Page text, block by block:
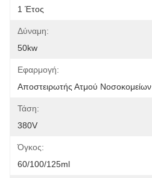
1 Έτος
Δύναμη:
50kw
Εφαρμογή:
Αποστειρωτής Ατμού Νοσοκομείων
Τάση:
380V
Όγκος:
60/100/125ml